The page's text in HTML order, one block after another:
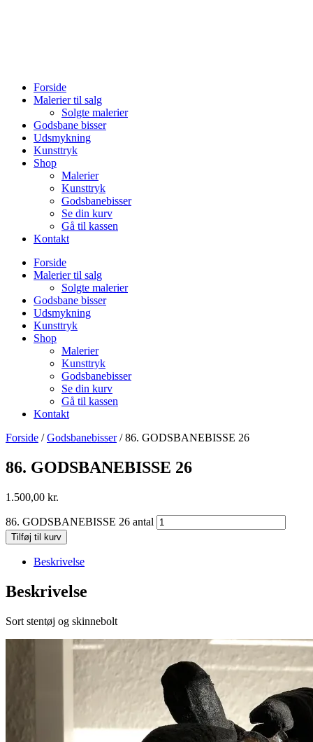
Forside
Malerier til salg
Solgte malerier
Godsbane bisser
Udsmykning
Kunsttryk
Shop
Malerier
Kunsttryk
Godsbanebisser
Se din kurv
Gå til kassen
Kontakt
Forside
Malerier til salg
Solgte malerier
Godsbane bisser
Udsmykning
Kunsttryk
Shop
Malerier
Kunsttryk
Godsbanebisser
Se din kurv
Gå til kassen
Kontakt
Forside /Godsbanebisser/ 86. GODSBANEBISSE 26
86. GODSBANEBISSE 26
1.500,00 kr.
86. GODSBANEBISSE 26 antal
Tilføj til kurv
Beskrivelse
Beskrivelse
Sort stentøj og skinnebolt